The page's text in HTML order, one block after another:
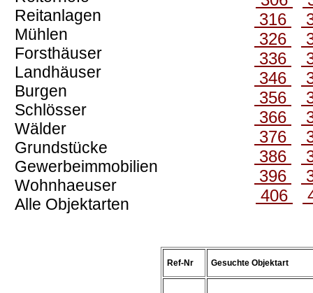
Reitanlagen
Mühlen
Forsthäuser
Landhäuser
Burgen
Schlösser
Wälder
Grundstücke
Gewerbeimmobilien
Wohnhaeuser
Alle Objektarten
316
326
336
346
356
366
376
386
396
406
Ref-Nr Gesuchte Objektart